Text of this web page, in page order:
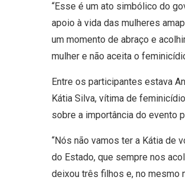
“Esse é um ato simbólico do
apoio à vida das mulheres
um momento de abraço e
mulher e não aceita o
Entre os participantes estava
Kátia Silva, vítima de
sobre a importância do evento
“Nós não vamos ter a Kátia de
do Estado, que sempre nos
deixou três filhos e, no mesmo